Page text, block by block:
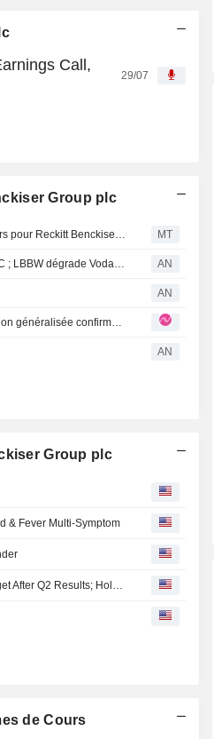
Call,
29/07
Group plc
MT
AN
AN
AN
Group plc
& Fever Multi-Symptom
Berenberg Lifts Reckitt Benckiser Forecasts, Price Target After Q2 Results; Hold Maintained
de Cours